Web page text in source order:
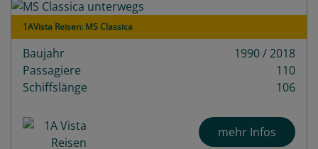
1AVista Reisen: MS Classica
Baujahr
1990 / 2018
Passagiere
110
Schiffslänge
106
mehr Infos